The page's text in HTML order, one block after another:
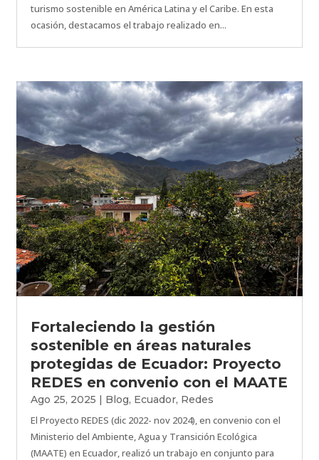
turismo sostenible en América Latina y el Caribe. En esta
ocasión, destacamos el trabajo realizado en...
Fortaleciendo la gestión
sostenible en áreas naturales
protegidas de Ecuador: Proyecto
REDES en convenio con el MAATE
Ago 25, 2025 | Blog, Ecuador, Redes
El Proyecto REDES (dic 2022- nov 2024), en convenio con el
Ministerio del Ambiente, Agua y Transición Ecológica
(MAATE) en Ecuador, realizó un trabajo en conjunto para